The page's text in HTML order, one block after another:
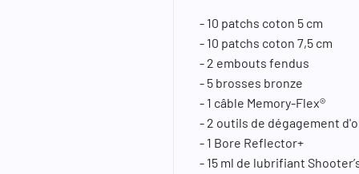
- 10 patchs coton 5 cm
- 10 patchs coton 7,5 cm
- 2 embouts fendus
- 5 brosses bronze
- 1 câble Memory-Flex®
- 2 outils de dégagement
- 1 Bore Reflector+
- 15 ml de lubrifiant